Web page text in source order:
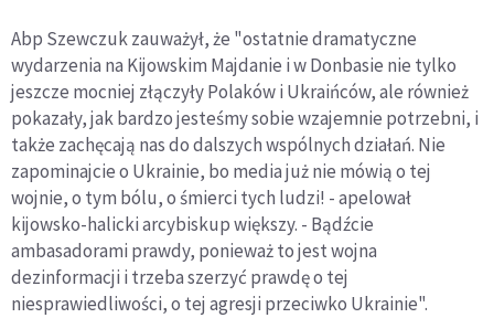
Abp Szewczuk zauważył, że "ostatnie dramatyczne
wydarzenia na Kijowskim Majdanie i w Donbasie nie tylko
jeszcze mocniej złączyły Polaków i Ukraińców, ale również
pokazały, jak bardzo jesteśmy sobie wzajemnie potrzebni, i
także zachęcają nas do dalszych wspólnych działań. Nie
zapominajcie o Ukrainie, bo media już nie mówią o tej
wojnie, o tym bólu, o śmierci tych ludzi! - apelował
kijowsko-halicki arcybiskup większy. - Bądźcie
ambasadorami prawdy, ponieważ to jest wojna
dezinformacji i trzeba szerzyć prawdę o tej
niesprawiedliwości, o tej agresji przeciwko Ukrainie".